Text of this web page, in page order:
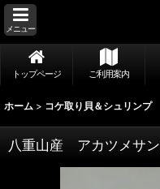
メニュー
トップページ ご利用案内
ホーム > コケ取り貝＆シュリンプ
八重山産 アカツメサン